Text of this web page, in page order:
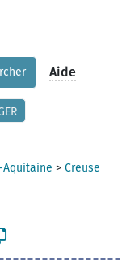
Aide
>Creuse